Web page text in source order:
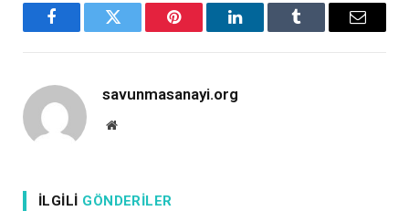
FacebookX Pinterest LinkedInTumblr Email
savunmasanayi.org
Website
İLGILI GÖNDERILER